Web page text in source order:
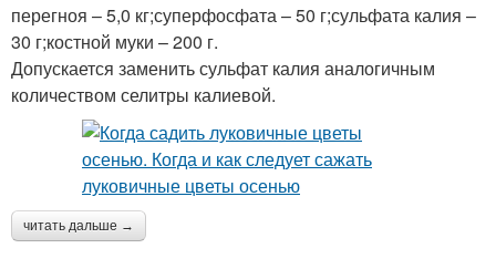
перегноя – 5,0 кг;суперфосфата – 50 г;сульфата калия –
30 г;костной муки – 200 г.
Допускается заменить сульфат калия аналогичным
количеством селитры калиевой.
читать дальше →